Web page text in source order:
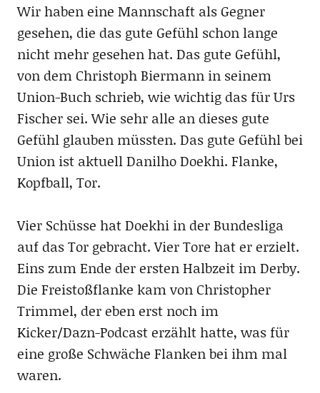
Wir haben eine Mannschaft als Gegner
gesehen, die das gute Gefühl schon lange
nicht mehr gesehen hat. Das gute Gefühl,
von dem Christoph Biermann in seinem
Union-Buch schrieb, wie wichtig das für Urs
Fischer sei. Wie sehr alle an dieses gute
Gefühl glauben müssten. Das gute Gefühl bei
Union ist aktuell Danilho Doekhi. Flanke,
Kopfball, Tor.
Vier Schüsse hat Doekhi in der Bundesliga
auf das Tor gebracht. Vier Tore hat er erzielt.
Eins zum Ende der ersten Halbzeit im Derby.
Die Freistoßflanke kam von Christopher
Trimmel, der eben erst noch im
Kicker/Dazn-Podcast erzählt hatte, was für
eine große Schwäche Flanken bei ihm mal
waren.